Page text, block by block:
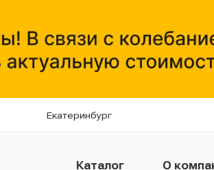
Екатеринбург
Каталог О